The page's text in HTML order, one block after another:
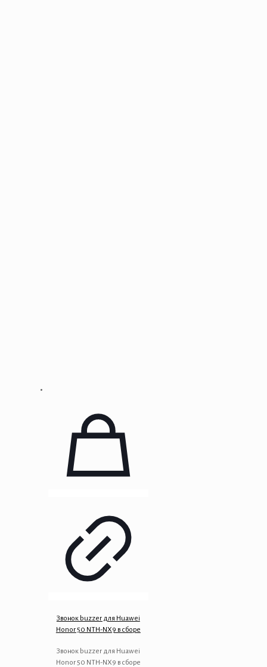
Звонок buzzer для Huawei
Honor 50 NTH-NX9 в сборе
Звонок buzzer для Huawei
Honor 50 NTH-NX9 в сборе